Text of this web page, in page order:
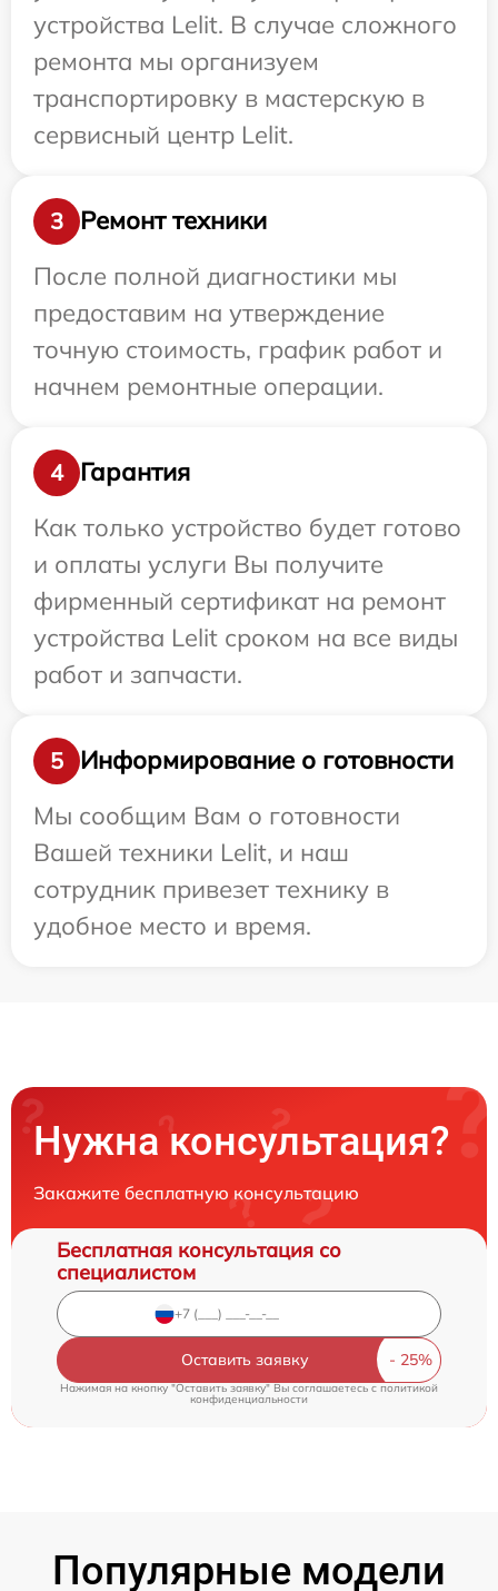
устройства Lelit. В случае сложного
ремонта мы организуем
транспортировку в мастерскую в
сервисный центр Lelit.
3
Ремонт техники
После полной диагностики мы
предоставим на утверждение
точную стоимость, график работ и
начнем ремонтные операции.
4
Гарантия
Как только устройство будет готово
и оплаты услуги Вы получите
фирменный сертификат на ремонт
устройства Lelit сроком на все виды
работ и запчасти.
5
Информирование о готовности
Мы сообщим Вам о готовности
Вашей техники Lelit, и наш
сотрудник привезет технику в
удобное место и время.
Нужна консультация?
Закажите бесплатную консультацию
Бесплатная консультация со
специалистом
Оставить заявку
Нажимая на кнопку "Оставить заявку" Вы соглашаетесь cполитикой
конфиденциальности
Популярные модели